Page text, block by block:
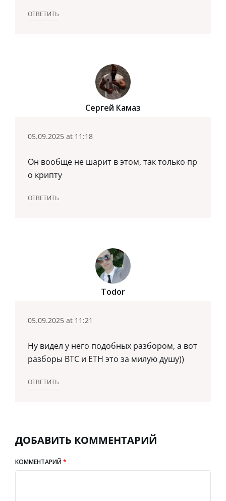
ОТВЕТИТЬ
Сергей Камаз
05.09.2025 at 11:18
Он вообще не шарит в этом, так только пр
о крипту
ОТВЕТИТЬ
Todor
05.09.2025 at 11:21
Ну видел у него подобных разбором, а вот
разборы BTC и ETH это за милую душу))
ОТВЕТИТЬ
ДОБАВИТЬ КОММЕНТАРИЙ
КОММЕНТАРИЙ*